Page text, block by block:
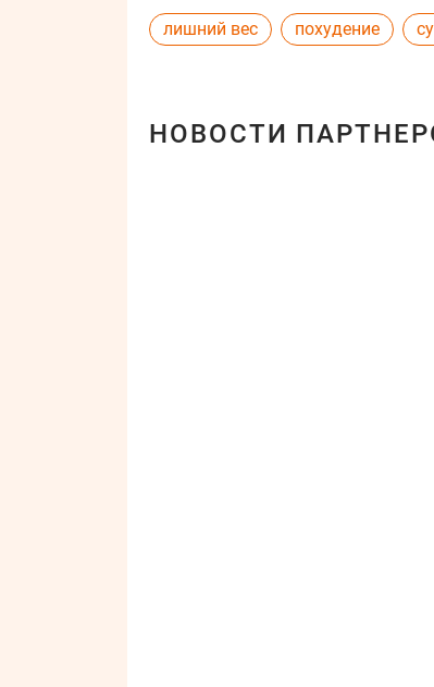
лишний вес похудение
НОВОСТИ